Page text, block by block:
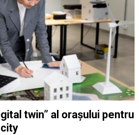
twin” al orașului pentru